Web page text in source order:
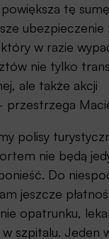
tę
ubezpieczenie
w razie
nie tylko
ale także akcji
polisy
nie będą
Do
jeszcze
opatrunku,
szpitalu. Jeden